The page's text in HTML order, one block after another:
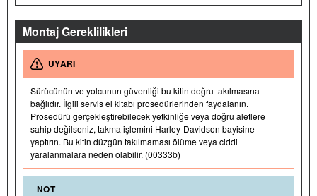
Montaj Gereklilikleri
UYARI
Sürücünün ve yolcunun güvenliği bu kitin doğru takılmasına
bağlıdır. İlgili servis el kitabı prosedürlerinden faydalanın.
Prosedürü gerçekleştirebilecek yetkinliğe veya doğru aletlere
sahip değilseniz, takma işlemini Harley-Davidson bayisine
yaptırın. Bu kitin düzgün takılmaması ölüme veya ciddi
yaralanmalara neden olabilir. (00333b)
NOT